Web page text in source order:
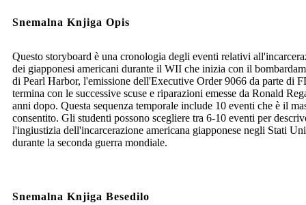
Snemalna Knjiga Opis
Questo storyboard è una cronologia degli eventi relativi
dei giapponesi americani durante il WII che inizia con il
di Pearl Harbor, l'emissione dell'Executive Order 9066 da parte di
termina con le successive scuse e riparazioni emesse da Ronald
anni dopo. Questa sequenza temporale include 10 eventi che è il
consentito. Gli studenti possono scegliere tra 6-10 eventi per
l'ingiustizia dell'incarcerazione americana giapponese negli Stati
durante la seconda guerra mondiale.
Snemalna Knjiga Besedilo